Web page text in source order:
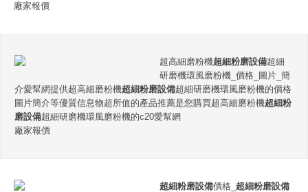
廠家報價
超高細磨粉機超細粉磨設備超細
研磨機環風磨粉機_價格_圖片_簡
介愛幫網提供超高細磨粉機超細粉磨設備超細研磨機環風磨粉機的價格
圖片簡介等優質信息物超所值的產品推薦是您購買超高細磨粉機超細粉
磨設備超細研磨機環風磨粉機的c20愛幫網
廠家報價
超細粉磨設備價格_超細粉磨設備